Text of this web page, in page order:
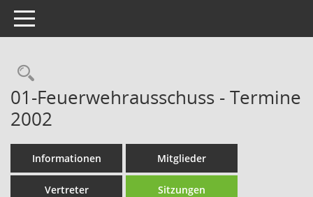
Toggle navigation
Rechercheauswahl
01-Feuerwehrausschuss - Termine
2002
Informationen Mitglieder
Vertreter Sitzungen